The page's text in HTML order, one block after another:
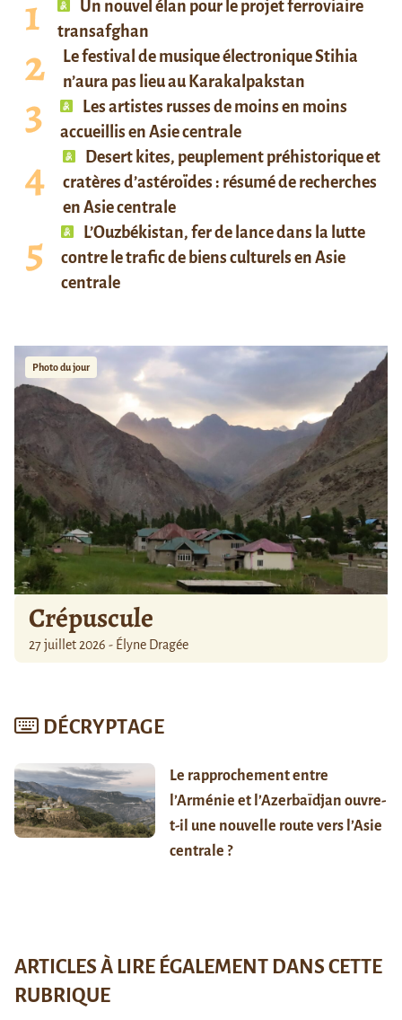
Un nouvel élan pour le projet ferroviaire
transafghan
Le festival de musique électronique Stihia
n’aura pas lieu au Karakalpakstan
Les artistes russes de moins en moins
accueillis en Asie centrale
Desert kites, peuplement préhistorique et
cratères d’astéroïdes : résumé de recherches
en Asie centrale
L’Ouzbékistan, fer de lance dans la lutte
contre le trafic de biens culturels en Asie
centrale
Photo du jour
Crépuscule
27 juillet 2026 - Élyne Dragée
DÉCRYPTAGE
Le rapprochement entre
l’Arménie et l’Azerbaïdjan ouvre-
t-il une nouvelle route vers l’Asie
centrale ?
ARTICLES À LIRE ÉGALEMENT DANS CETTE
RUBRIQUE